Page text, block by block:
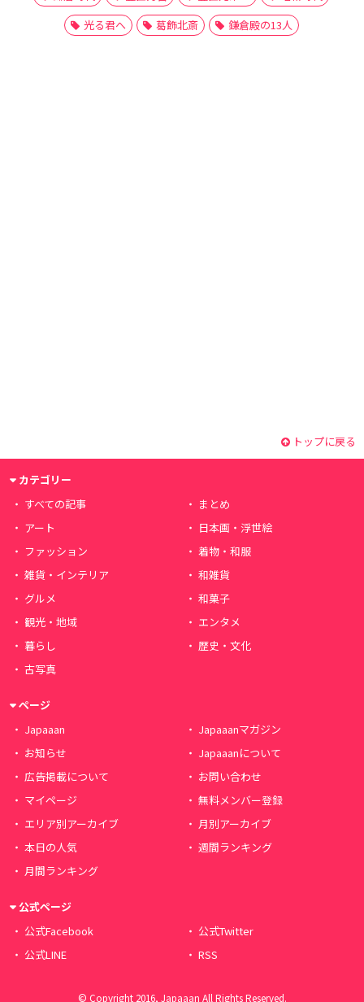
光る君へ
葛飾北斎 鎌倉殿の13人
トップに戻る
カテゴリー
すべての記事
まとめ
アート
日本画・浮世絵
ファッション
着物・和服
雑貨・インテリア
和雑貨
グルメ
和菓子
観光・地域
エンタメ
暮らし
歴史・文化
古写真
ページ
Japaaan
Japaaanマガジン
お知らせ
Japaaanについて
広告掲載について
お問い合わせ
マイページ
無料メンバー登録
エリア別アーカイブ
月別アーカイブ
本日の人気
週間ランキング
月間ランキング
公式ページ
公式Facebook
公式Twitter
公式LINE
RSS
© Copyright 2016, Japaaan All Rights Reserved.